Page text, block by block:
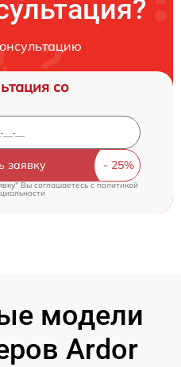
со
заявку
Вы соглашаетесь cполитикой
модели
Ardor